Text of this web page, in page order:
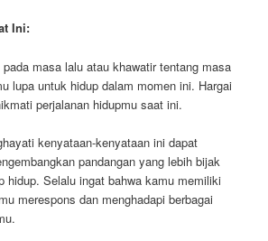
Ini:
masa lalu atau khawatir tentang masa
lupa untuk hidup dalam momen ini. Hargai
perjalanan hidupmu saat ini.
kenyataan-kenyataan ini dapat
pandangan yang lebih bijak
hidup. Selalu ingat bahwa kamu memiliki
merespons dan menghadapi berbagai